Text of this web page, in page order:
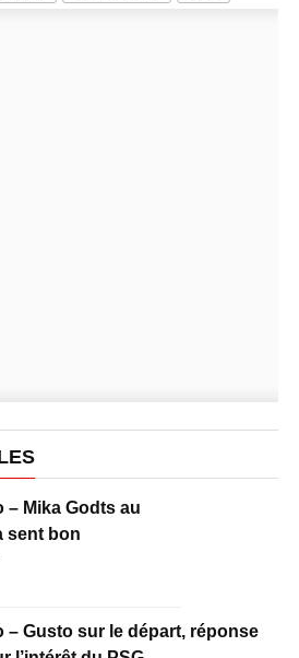
– Mika Godts au
sent bon
– Gusto sur le départ, réponse